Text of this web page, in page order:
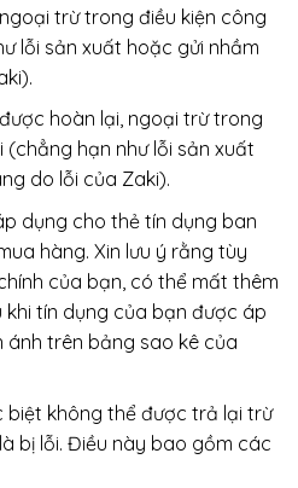
trừ trong điều kiện công
lỗi sản xuất hoặc gửi nhầm
hoàn lại, ngoại trừ trong
hạn như lỗi sản xuất
do lỗi của Zaki).
dụng cho thẻ tín dụng ban
hàng. Xin lưu ý rằng tùy
của bạn, có thể mất thêm
khi tín dụng của bạn được áp
trên bảng sao kê của
không thể được trả lại trừ
bị lỗi. Điều này bao gồm các